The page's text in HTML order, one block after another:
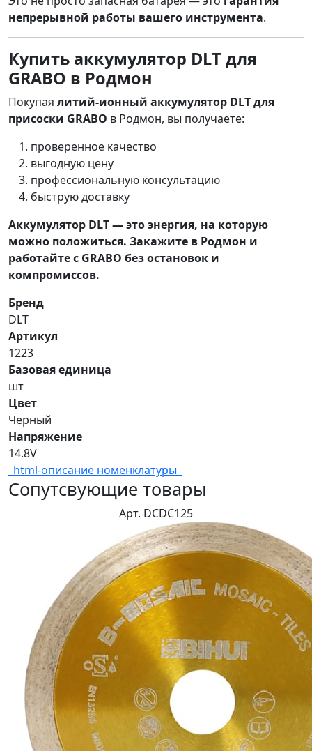
непрерывной работы вашего инструмента.
Купить аккумулятор DLT для
GRABO в Родмон
Покупая литий-ионный аккумулятор DLT для
присоски GRABO в Родмон, вы получаете:
проверенное качество
выгодную цену
профессиональную консультацию
быструю доставку
Аккумулятор DLT — это энергия, на которую
можно положиться. Закажите в Родмон и
работайте с GRABO без остановок и
компромиссов.
Бренд
DLT
Артикул
1223
Базовая единица
шт
Цвет
Черный
Напряжение
14.8V
_html-описание номенклатуры_
Сопутсвующие товары
Арт. DCDC125